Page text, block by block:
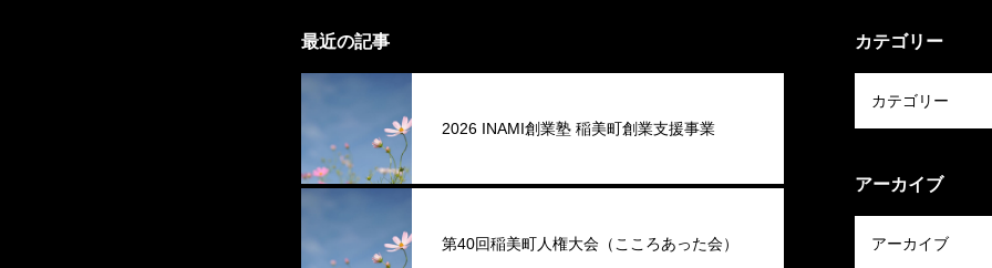
最近の記事
2026 INAMI創業塾 稲美町創業支援事業
第40回稲美町人権大会（こころあった会）
カテゴリー
アーカイブ